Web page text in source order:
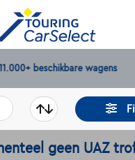
beschikbare wagens
geen UAZ